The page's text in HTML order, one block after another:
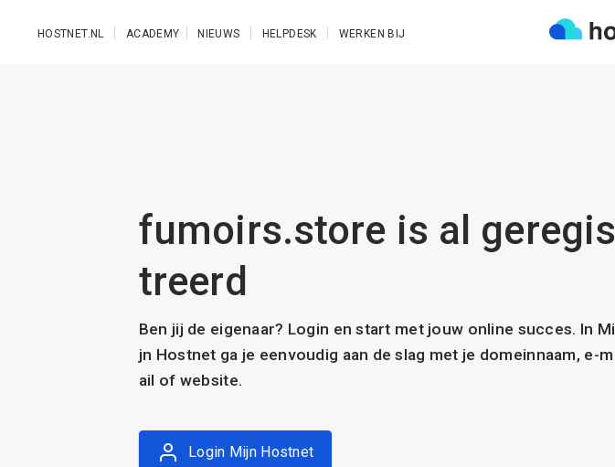
HOSTNET.NL ACADEMY NIEUWS HELPDESK WERKEN BIJ
fumoirs.store is al geregis
treerd
Ben jij de eigenaar? Login en start met jouw online succes. In Mi
jn Hostnet ga je eenvoudig aan de slag met je domeinnaam, e-m
ail of website.
Login Mijn Hostnet